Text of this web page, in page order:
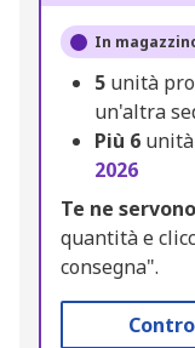
In
5 unità
un'altra
Più 6
2026
Te ne
quantità e
consegna".